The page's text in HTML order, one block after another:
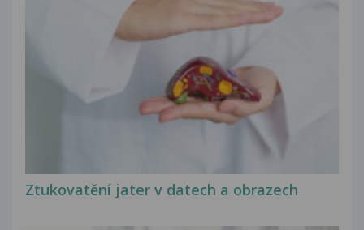
Ztukovatění jater v datech a obrazech